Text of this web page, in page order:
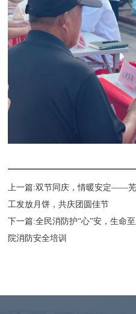
上一篇:双节同庆，情暖安定——
工发放月饼，共庆团圆佳节
下一篇:全民消防护“心”安，生
院消防安全培训